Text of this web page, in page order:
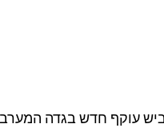
עוקף חדש בגדה